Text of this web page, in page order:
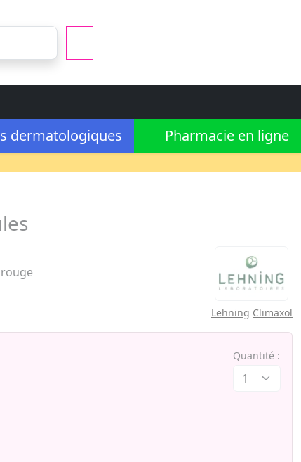
dermatologiques
Pharmacie en ligne
Lehning Climaxol
Quantité :